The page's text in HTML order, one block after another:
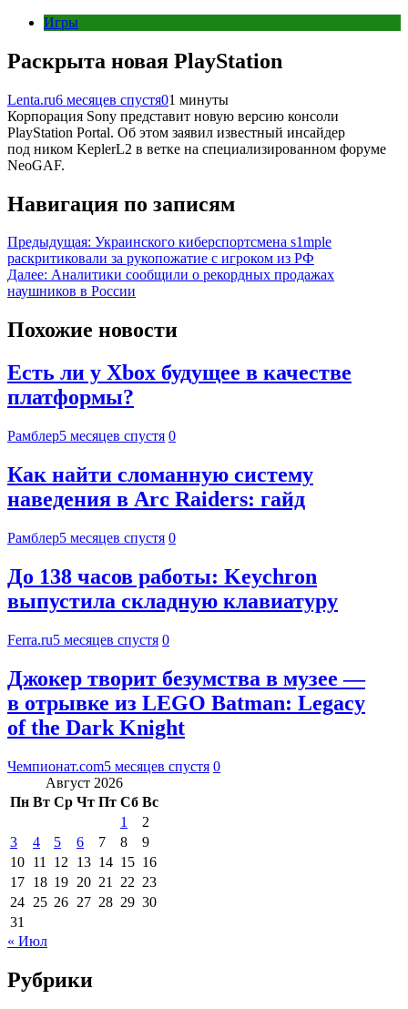
Игры
Раскрыта новая PlayStation
Lenta.ru6 месяцев спустя01 минуты
Корпорация Sony представит новую версию консоли
PlayStation Portal. Об этом заявил известный инсайдер
под ником KeplerL2 в ветке на специализированном форуме
NeoGAF.
Навигация по записям
Предыдущая: Украинского киберспортсмена s1mple
раскритиковали за рукопожатие с игроком из РФ
Далее: Аналитики сообщили о рекордных продажах
наушников в России
Похожие новости
Есть ли у Xbox будущее в качестве
платформы?
Рамблер5 месяцев спустя 0
Как найти сломанную систему
наведения в Arc Raiders: гайд
Рамблер5 месяцев спустя 0
До 138 часов работы: Keychron
выпустила складную клавиатуру
Ferra.ru5 месяцев спустя 0
Джокер творит безумства в музее —
в отрывке из LEGO Batman: Legacy
of the Dark Knight
Чемпионат.com5 месяцев спустя 0
Август 2026
Пн Вт Ср Чт Пт Сб Вс
1
2
3
4 5 6 7 8
9
10 11 12 13 14 15 16
17 18 19 20 21 22 23
24 25 26 27 28 29 30
31
« Июл
Рубрики